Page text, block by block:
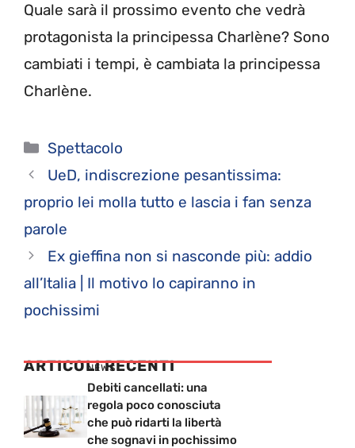
Quale sarà il prossimo evento che vedrà
protagonista la principessa Charlène? Sono
cambiati i tempi, è cambiata la principessa
Charlène.
Categorie
Spettacolo
UeD, indiscrezione pesantissima:
proprio lei molla tutto e lascia i fan senza
parole
Ex gieffina non si nasconde più: addio
all’Italia | Il motivo lo capiranno in
pochissimi
ARTICOLI RECENTI
NEWS
Debiti cancellati: una
regola poco conosciuta
che può ridarti la libertà
che sognavi in pochissimo